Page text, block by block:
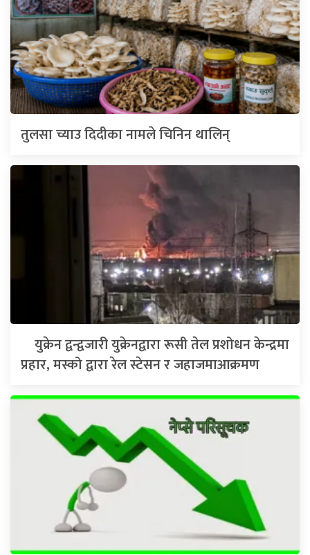
तुलसा च्याउ दिदीका नामले चिनिन थालिन्
युक्रेन द्वन्द्वजारी युक्रेनद्वारा रूसी तेल प्रशोधन केन्द्रमा
प्रहार, मस्को द्वारा रेल स्टेसन र जहाजमाआक्रमण